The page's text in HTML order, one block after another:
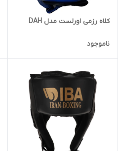
کلاه رزمی اورلست مدل DAH
ناموجود